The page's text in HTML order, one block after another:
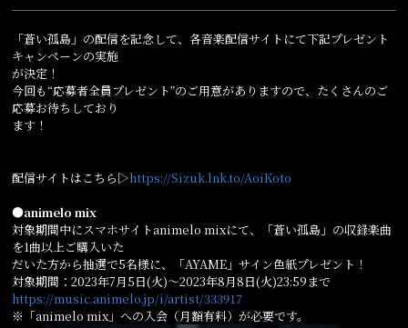
「蒼い孤島」の配信を記念して、各音楽配信サイトにて下記プレゼント
キャンペーンの実施
が決定！
今回も“応募者全員プレゼント”のご用意がありますので、たくさんのご
応募お待ちしており
ます！
配信サイトはこちら▷https://Sizuk.lnk.to/AoiKoto
●animelo mix
対象期間中にスマホサイトanimelo mixにて、「蒼い孤島」の収録楽曲
を1曲以上ご購入いた
だいた方から抽選で5名様に、「AYAME」サイン色紙プレゼント！
対象期間：2023年7月5日(火)～2023年8月8日(火)23:59まで
https://music.animelo.jp/i/artist/333917
※「animelo mix」への入会（月額有料）が必要です。